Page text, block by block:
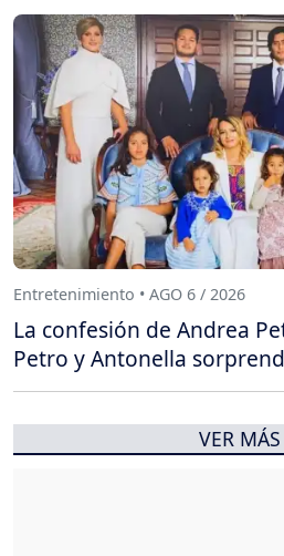
Entretenimiento • AGO 6 / 2026
La confesión de Andrea
Petro y Antonella
VER